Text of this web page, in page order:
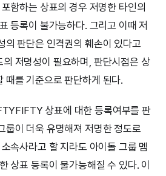
함하는 상표의 경우 저명한 타인의
등록이 불가능하다. 그리고 이때 저
의 판단은 인격권의 훼손이 있다고
저명성이 필요하며, 판단시점은 상
때를 기준으로 판단하게 된다.
상표에 대한 등록여부를 판
룹이 더욱 유명해져 저명한 정도로
속사라고 할 지라도 아이돌 그룹 멤
상표 등록이 불가능해질 수 있다. 이